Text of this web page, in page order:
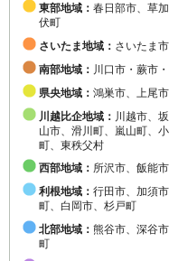
東部地域： 春日部市、草
伏町
さいたま地域： さいたま市
南部地域： 川口市・蕨市
県央地域： 鴻巣市、上尾
川越比企地域： 川越市、
山市、滑川町、嵐山町、
町、東秩父村
西部地域： 所沢市、飯能
利根地域： 行田市、加須
町、白岡市、杉戸町
北部地域： 熊谷市、深谷
町